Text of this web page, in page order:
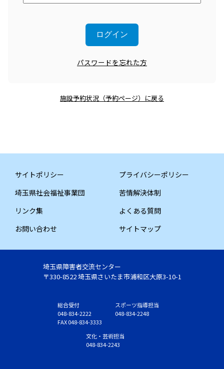
パスワードを忘れた方
施設予約状況（予約ページ）に戻る
サイトポリシー
プライバシーポリシー
埼玉県社会福祉事業団
苦情解決体制
リンク集
よくある質問
お問い合わせ
サイトマップ
埼玉県障害者交流センター
〒330-8522 埼玉県さいたま市浦和区大原3-10-1
総合受付
048-834-2222
FAX 048-834-3333
スポーツ指導担当
048-834-2248
文化・芸術担当
048-834-2243